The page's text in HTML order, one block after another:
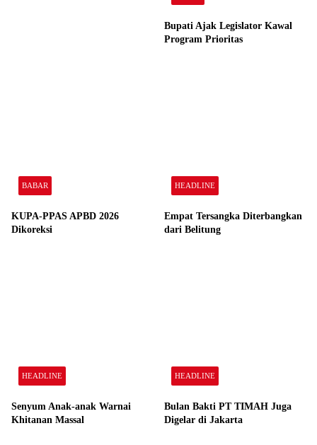
Bupati Ajak Legislator Kawal
Program Prioritas
BABAR
KUPA-PPAS APBD 2026
Dikoreksi
HEADLINE
Empat Tersangka Diterbangkan
dari Belitung
HEADLINE
Senyum Anak-anak Warnai
Khitanan Massal
HEADLINE
Bulan Bakti PT TIMAH Juga
Digelar di Jakarta